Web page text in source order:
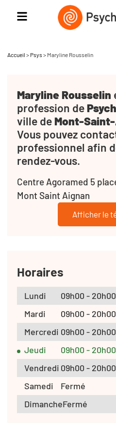
Accueil > Psys > Maryline Rousselin
Maryline Rousselin
profession de
ville de Mont-
Vous pouvez
professionnel afin
rendez-vous.
Centre Agoramed 5
Mont Saint Aignan
Afficher le
Horaires
Lundi
09h00 - 20h00
Mardi
09h00 - 20h00
Mercredi 09h00 - 20h00
Jeudi
09h00 - 20h00
Vendredi 09h00 - 20h00
Samedi
Fermé
DimancheFermé